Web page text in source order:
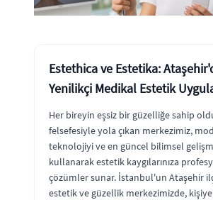
Estethica ve Estetika:
Yenilikçi Medikal Estetik
Her bireyin eşsiz bir güzelliğe sahip
felsefesiyle yola çıkan merkezimiz,
teknolojiyi ve en güncel bilimsel
kullanarak estetik kaygılarınıza
çözümler sunar. İstanbul'un Ataşehir
estetik ve güzellik merkezimizde,